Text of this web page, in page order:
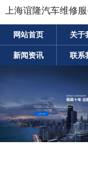
上海谊隆汽车维修
网站首页 关于
新闻资讯 联系